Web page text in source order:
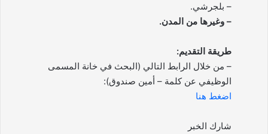
– بلجرشي.
– وغيرها من المدن.
طريقة التقديم:
– من خلال الرابط التالي (البحث في خانة المسمى
الوظيفي عن كلمة – أمين صندوق):
اضغط هنا
شارك الخبر